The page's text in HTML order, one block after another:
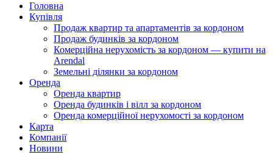
Головна
Купівля
Продаж квартир та апартаментів за кордоном
Продаж будинків за кордоном
Комерційна нерухомість за кордоном — купити на
Arendal
Земельні ділянки за кордоном
Оренда
Оренда квартир
Оренда будинків і вілл за кордоном
Оренда комерційної нерухомості за кордоном
Карта
Компанії
Новини